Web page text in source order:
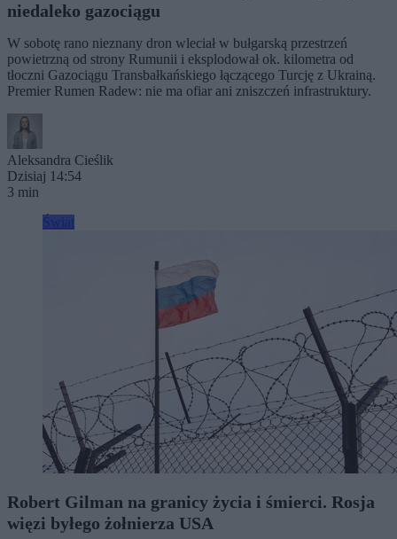
niedaleko gazociągu
W sobotę rano nieznany dron wleciał w bułgarską przestrzeń
powietrzną od strony Rumunii i eksplodował ok. kilometra od
tłoczni Gazociągu Transbałkańskiego łączącego Turcję z Ukrainą.
Premier Rumen Radew: nie ma ofiar ani zniszczeń infrastruktury.
Aleksandra Cieślik
Dzisiaj 14:54
3 min
Robert Gilman na granicy życia i śmierci. Rosja
więzi byłego żołnierza USA